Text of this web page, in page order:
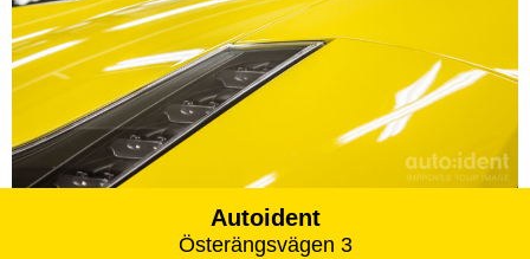
Autoident
Österängsvägen 3